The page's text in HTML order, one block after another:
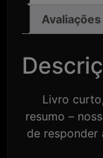
Livro
resumo –
de responder